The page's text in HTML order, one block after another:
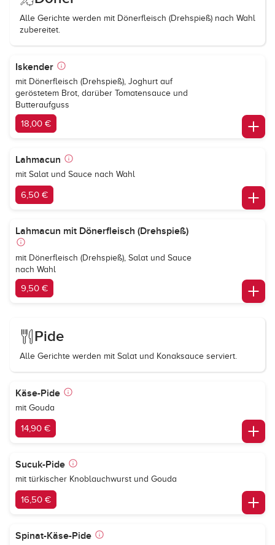
Alle Gerichte werden mit Dönerfleisch (Drehspieß) nach Wahl
zubereitet.
Iskender
mit Dönerfleisch (Drehspieß), Joghurt auf
geröstetem Brot, darüber Tomatensauce und
Butteraufguss
18,00 €
Lahmacun
mit Salat und Sauce nach Wahl
6,50 €
Lahmacun mit Dönerfleisch (Drehspieß)
mit Dönerfleisch (Drehspieß), Salat und Sauce
nach Wahl
9,50 €
Pide
Alle Gerichte werden mit Salat und Konaksauce serviert.
Käse-Pide
mit Gouda
14,90 €
Sucuk-Pide
mit türkischer Knoblauchwurst und Gouda
16,50 €
Spinat-Käse-Pide